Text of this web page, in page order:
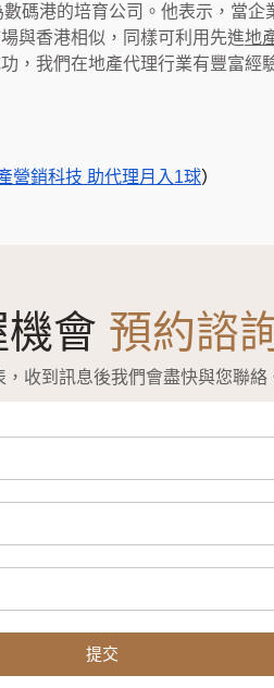
碼港的培育公司。他表示，當企
與香港相似，同樣可利用先進地
，我們在地產代理行業有豐富經
營銷科技 助代理月入1球）
會 預約諮
，收到訊息後我們會盡快與您聯絡
提交